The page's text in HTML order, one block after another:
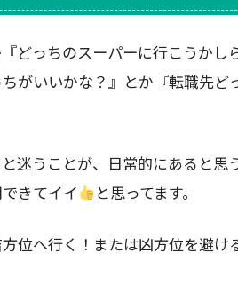
どっちのスーパーに行こうかし
がいいかな？』とか『転職先ど
迷うことが、日常的にあると思
きてイイ
と思ってます。
位へ行く！または凶方位を避け